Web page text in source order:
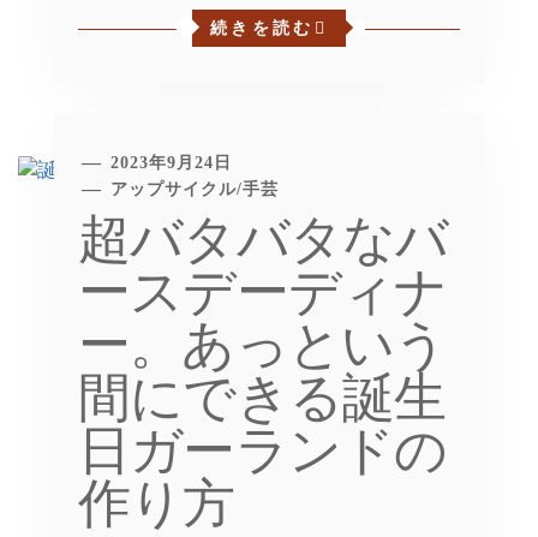
続きを読む
2023年9月24日
アップサイクル/手芸
超バタバタなバ
ースデーディナ
ー。あっという
間にできる誕生
日ガーランドの
作り方